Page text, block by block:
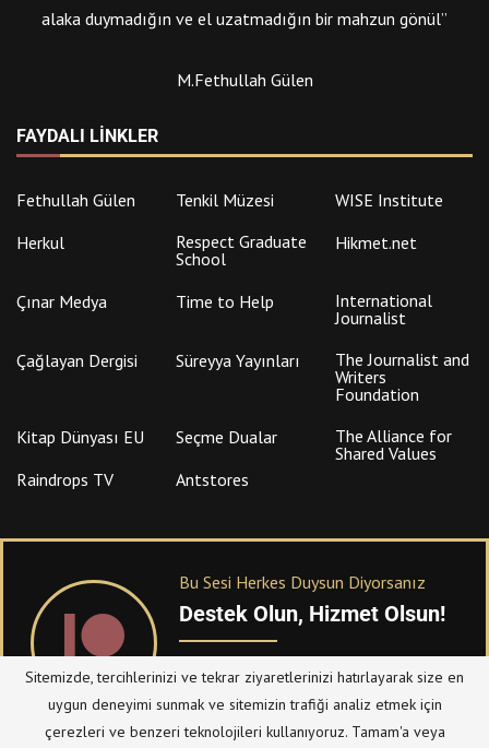
alaka duymadığın ve el uzatmadığın bir mahzun gönül”
M.Fethullah Gülen
FAYDALI LINKLER
Fethullah Gülen Tenkil Müzesi
WISE Institute
Herkul
Respect Graduate
School
Hikmet.net
Çınar Medya Time to Help
International
Journalist
Çağlayan Dergisi
Süreyya Yayınları
The Journalist and
Writers
Foundation
Kitap Dünyası EU
Seçme Dualar
The Alliance for
Shared Values
Raindrops TV
Antstores
Bu Sesi Herkes Duysun Diyorsanız
Destek Olun, Hizmet Olsun!
PATREONüzerinden sitemize bağışta
bulanabilirsiniz.
Sitemizde, tercihlerinizi ve tekrar ziyaretlerinizi hatırlayarak size en
uygun deneyimi sunmak ve sitemizin trafiği analiz etmek için
çerezleri ve benzeri teknolojileri kullanıyoruz. Tamam'a veya